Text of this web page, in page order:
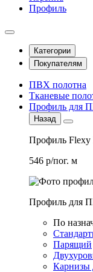
Профиль
Категории
Покупателям
ПВХ полотна
Тканевые
Профиль для
Назад
Профиль
546 р/пог. м
Профиль для
По
Парящий
Карнизы